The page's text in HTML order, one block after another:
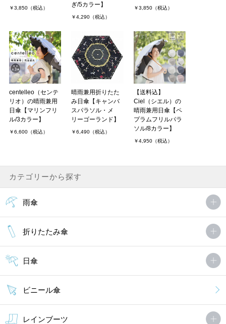
￥3,850（税込）
ぎ/5カラー】
￥4,290（税込）
￥3,850（税込）
centelleo（センテ
リオ）の晴雨兼用
日傘【マリンフリ
ル/3カラー】
￥6,600（税込）
晴雨兼用折りたた
み日傘【キャンバ
スパラソル・メ
リーゴーランド】
￥6,490（税込）
【送料込】
Ciel（シエル）の
晴雨兼用日傘【ペ
プラムフリルパラ
ソル/8カラー】
￥4,950（税込）
カテゴリーから探す
雨傘
折りたたみ傘
日傘
ビニール傘
レインブーツ